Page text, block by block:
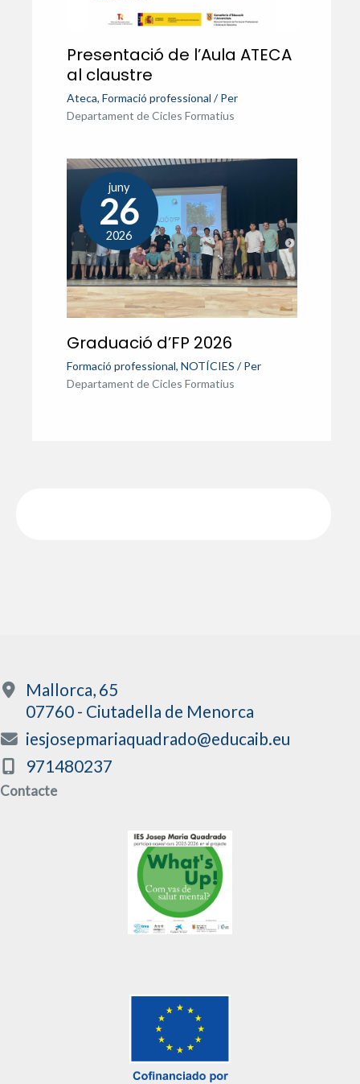
Presentació de l’Aula ATECA
al claustre
Ateca, Formació professional / Per
Departament de Cicles Formatius
juny
26
2026
Graduació d’FP 2026
Formació professional, NOTÍCIES / Per
Departament de Cicles Formatius
Mallorca, 65
07760 - Ciutadella de Menorca
iesjosepmariaquadrado@educaib.eu
971480237
Contacte